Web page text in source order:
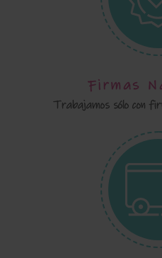
Firmas
Trabajamos sólo con